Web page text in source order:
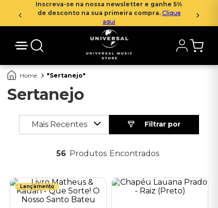
Inscreva-se na nossa newsletter e ganhe 5%
de desconto na sua primeira compra. Clique
aqui
Sertanejo
Sertanejo
Mais Recentes
56 Produtos
Lançamento Único